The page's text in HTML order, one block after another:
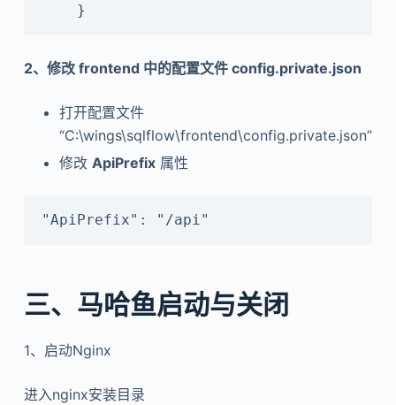
    }
2、修改 frontend 中的配置文件 config.private.json
打开配置文件
“C:\wings\sqlflow\frontend\config.private.json”
修改 ApiPrefix属性
"ApiPrefix": "/api"
三、马哈鱼启动与关闭
1、启动Nginx
进入nginx安装目录